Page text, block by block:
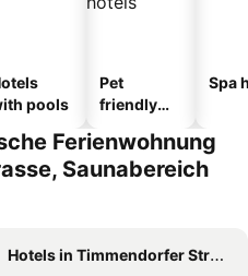
pools
Pet
friendly
Spa
Ferienwohnung
Saunabereich
Hotels in Timmendorfer Strand